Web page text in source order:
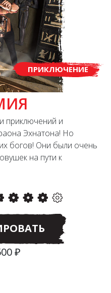
ПРИКЛЮЧЕНИЕ
приключений и
Эхнатона! Но
богов! Они были очень
на пути к
₽